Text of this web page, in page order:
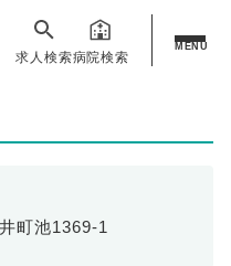
求人検索病院検索
MENU
町池1369-1